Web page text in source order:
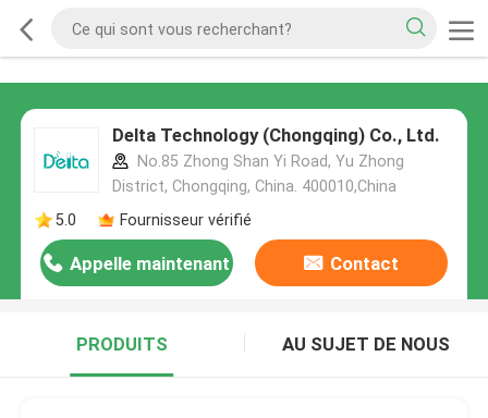
Delta Technology (Chongqing) Co., Ltd.
No.85 Zhong Shan Yi Road, Yu Zhong
District, Chongqing, China. 400010,China
5.0
Fournisseur vérifié
Appelle maintenant Contact
PRODUITS AU SUJET DE NOUS